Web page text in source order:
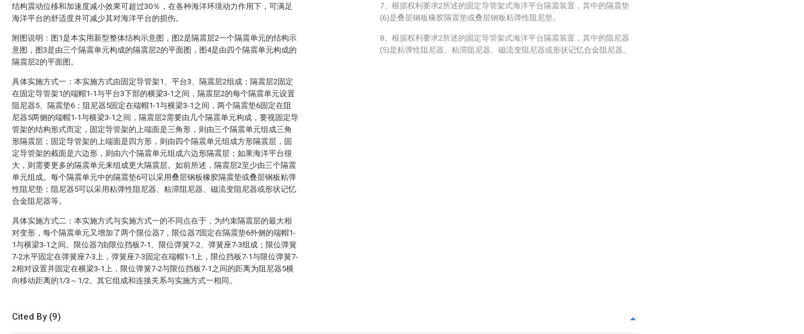
结构震动位移和加速度减小效果可超过30％，在各种海洋环境动力作用下，可满足
海洋平台的舒适度并可减少其对海洋平台的损伤。
附图说明：图1是本实用新型整体结构示意图，图2是隔震层2一个隔震单元的结构示
意图，图3是由三个隔震单元构成的隔震层2的平面图，图4是由四个隔震单元构成的
隔震层2的平面图。
具体实施方式一：本实施方式由固定导管架1、平台3、隔震层2组成；隔震层2固定
在固定导管架1的端帽1-1与平台3下部的横梁3-1之间，隔震层2的每个隔震单元设置
阻尼器5、隔震垫6；阻尼器5固定在端帽1-1与横梁3-1之间，两个隔震垫6固定在阻
尼器5两侧的端帽1-1与横梁3-1之间，隔震层2需要由几个隔震单元构成，要视固定导
管架的结构形式而定，固定导管架的上端面是三角形，则由三个隔震单元组成三角
形隔震层；固定导管架的上端面是四方形，则由四个隔震单元组成方形隔震层，固
定导管架的截面是六边形，则由六个隔震单元组成六边形隔震层；如果海洋平台很
大，则需要更多的隔震单元来组成更大隔震层。如前所述，隔震层2至少由三个隔震
单元组成。每个隔震单元中的隔震垫6可以采用叠层钢板橡胶隔震垫或叠层钢板粘弹
性阻尼垫；阻尼器5可以采用粘弹性阻尼器、粘滞阻尼器、磁流变阻尼器或形状记忆
合金阻尼器等。
具体实施方式二：本实施方式与实施方式一的不同点在于，为约束隔震层的最大相
对变形，每个隔震单元又增加了两个限位器7，限位器7固定在隔震垫6外侧的端帽1-
1与横梁3-1之间。限位器7由限位挡板7-1、限位弹簧7-2、弹簧座7-3组成；限位弹簧
7-2水平固定在弹簧座7-3上，弹簧座7-3固定在端帽1-1上，限位挡板7-1与限位弹簧7-
2相对设置并固定在横梁3-1上，限位弹簧7-2与限位挡板7-1之间的距离为阻尼器5横
向移动距离的1/3～1/2。其它组成和连接关系与实施方式一相同。
7、根据权利要求2所述的固定导管架式海洋平台隔震装置，其中的隔震垫
(6)是叠层钢板橡胶隔震垫或叠层钢板粘弹性阻尼垫。
8、根据权利要求2所述的固定导管架式海洋平台隔震装置，其中的阻尼器
(5)是粘弹性阻尼器、粘滞阻尼器、磁流变阻尼器或形状记忆合金阻尼器。
Cited By (9)